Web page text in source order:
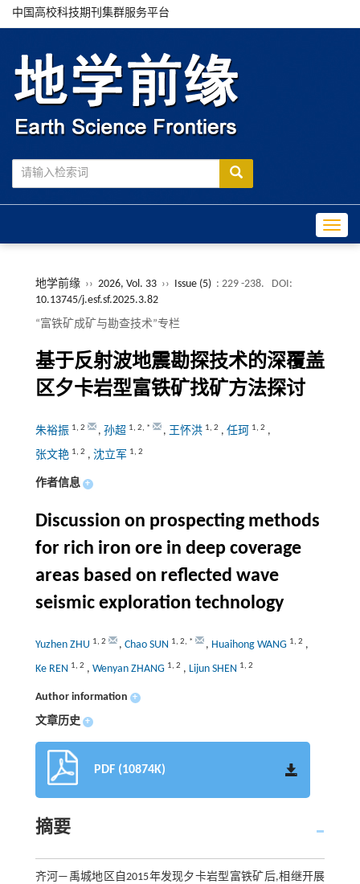
中国高校科技期刊集群服务平台
地学前缘 ›› 2026, Vol. 33 ›› Issue (5) : 229 -238.
DOI:
10.13745/j.esf.sf.2025.3.82
“富铁矿成矿与勘查技术”专栏
基于反射波地震勘探技术的深覆盖
区夕卡岩型富铁矿找矿方法探讨
朱裕振 1, 2 , 孙超 1, 2, * , 王怀洪 1, 2 , 任珂 1, 2 ,
张文艳 1, 2 , 沈立军 1, 2
作者信息 +
Discussion on prospecting methods
for rich iron ore in deep coverage
areas based on reflected wave
seismic exploration technology
Yuzhen ZHU 1, 2 , Chao SUN 1, 2, * , Huaihong WANG 1, 2 ,
Ke REN 1, 2 , Wenyan ZHANG 1, 2 , Lijun SHEN 1, 2
Author information +
文章历史 +
PDF (10874K)
摘要
齐河—禹城地区自2015年发现夕卡岩型富铁矿后,相继开展